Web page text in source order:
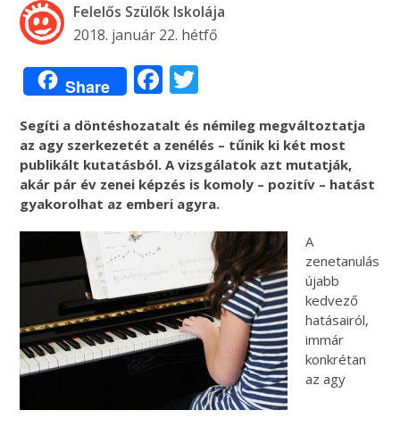
Felelős Szülők Iskolája
2018. január 22. hétfő
Share Facebook
Segíti a döntéshozatalt és némileg megváltoztatja
az agy szerkezetét a zenélés – tűnik ki két most
publikált kutatásból. A vizsgálatok azt mutatják,
akár pár év zenei képzés is komoly – pozitív – hatást
gyakorolhat az emberi agyra.
A
zenetanulás
újabb
kedvező
hatásairól,
immár
konkrétan
az agy